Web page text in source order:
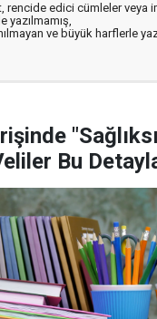
rencide edici cümleler veya
yazılmamış,
ve büyük harflerle
Bu